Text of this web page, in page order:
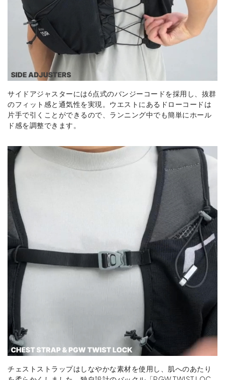
サイドアジャスターには6点式のバンジーコードを採用し、抜群
のフィット感と通気性を実現。ウエストにあるドローコードは
片手で引くことができるので、ランニング中でも簡単にホール
ド感を調整できます。
チェストストラップはしなやかな素材を使用し、肌へのあたり